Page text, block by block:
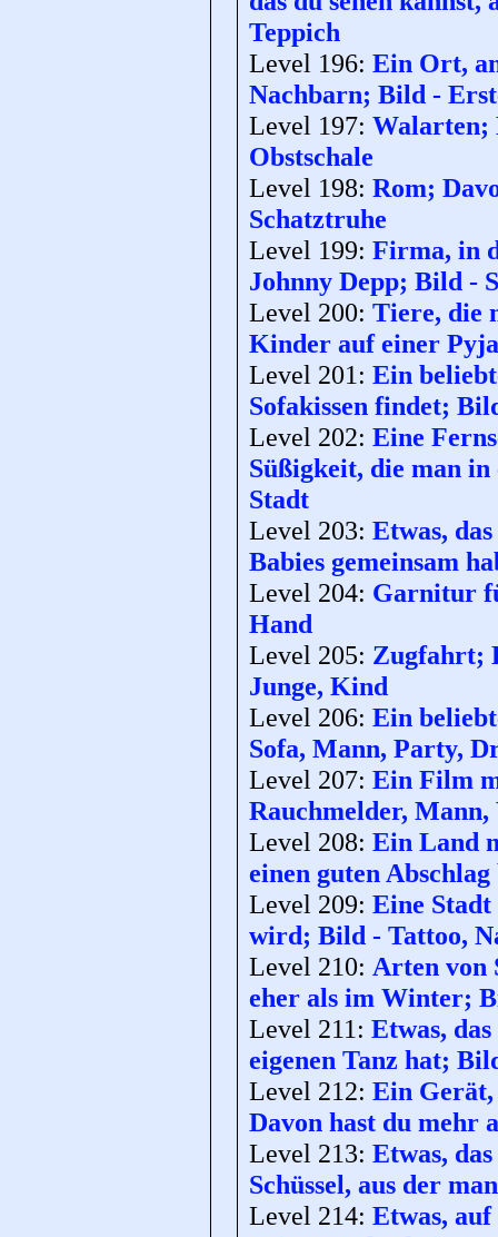
Teppich
Level 196: Ein Ort,
Nachbarn; Bild -
Level 197: Walarten;
Obstschale
Level 198: Rom;
Schatztruhe
Level 199: Firma, in
Johnny Depp; Bild -
Level 200: Tiere, die
Kinder auf einer
Level 201: Ein
Sofakissen findet;
Level 202: Eine
Süßigkeit, die man
Stadt
Level 203: Etwas,
Babies gemeinsam
Level 204: Garnitur
Hand
Level 205: Zugfahrt;
Junge, Kind
Level 206: Ein
Sofa, Mann, Party,
Level 207: Ein Film
Rauchmelder, Mann,
Level 208: Ein Land
einen guten
Level 209: Eine
wird; Bild - Tattoo,
Level 210: Arten von
eher als im Winter;
Level 211: Etwas,
eigenen Tanz hat;
Level 212: Ein Gerät,
Davon hast du mehr
Level 213: Etwas,
Schüssel, aus der
Level 214: Etwas,